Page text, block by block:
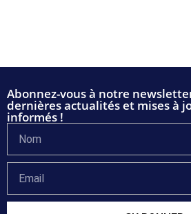
Abonnez-vous à notre
dernières actualités et mises à
informés !